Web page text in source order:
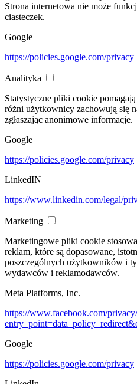
Strona internetowa nie może
ciasteczek.
Google
https://policies.google.com/privacy
Analityka
Statystyczne pliki cookie
różni użytkownicy zachowują się
zgłaszając anonimowe informacje.
Google
https://policies.google.com/privacy
LinkedIN
https://www.linkedin.com/legal/
Marketing
Marketingowe pliki cookie
reklam, które są dopasowane,
poszczególnych użytkowników i
wydawców i reklamodawców.
Meta Platforms, Inc.
https://www.facebook.com/
Google
https://policies.google.com/privacy